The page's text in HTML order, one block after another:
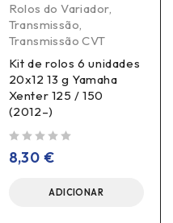
Rolos do Variador,
Transmissão,
Transmissão CVT
Kit de rolos 6 unidades
20x12 13 g Yamaha
Xenter 125 / 150
(2012–)
8,30 €
ADICIONAR